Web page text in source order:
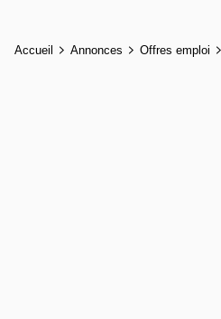
Accueil Annonces Offres emploi